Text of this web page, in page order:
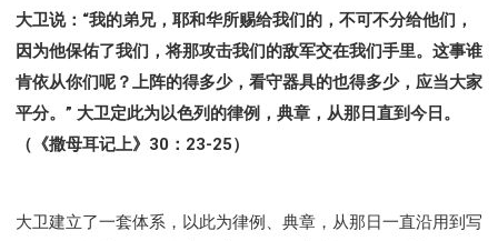
大卫说：“我的弟兄，耶和华所赐给我们的，不可不分给他们，
因为他保佑了我们，将那攻击我们的敌军交在我们手里。这事谁
肯依从你们呢？上阵的得多少，看守器具的也得多少，应当大家
平分。” 大卫定此为以色列的律例，典章，从那日直到今日。
（《撒母耳记上》30：23-25）
大卫建立了一套体系，以此为律例、典章，从那日一直沿用到写